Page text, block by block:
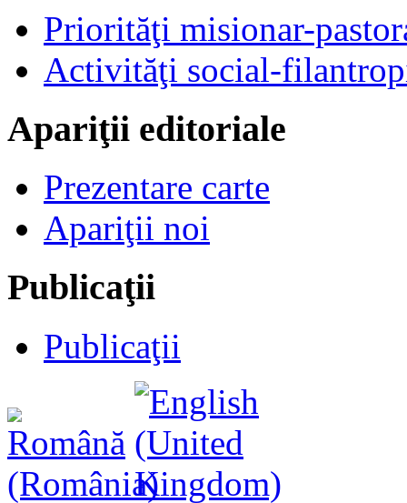
Priorităţi misionar-
Activităţi social-
Apariţii editoriale
Prezentare carte
Apariţii noi
Publicaţii
Publicaţii